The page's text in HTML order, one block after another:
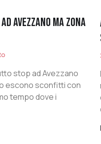
AVEZZANO MA ZONA
stop ad Avezzano
escono sconfitti con
tempo dove i